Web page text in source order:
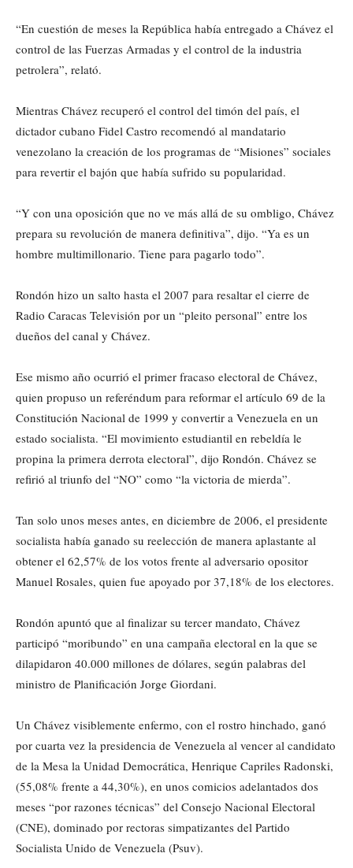
“En cuestión de meses la República había entregado a Chávez el
control de las Fuerzas Armadas y el control de la industria
petrolera”, relató.
Mientras Chávez recuperó el control del timón del país, el
dictador cubano Fidel Castro recomendó al mandatario
venezolano la creación de los programas de “Misiones” sociales
para revertir el bajón que había sufrido su popularidad.
“Y con una oposición que no ve más allá de su ombligo, Chávez
prepara su revolución de manera definitiva”, dijo. “Ya es un
hombre multimillonario. Tiene para pagarlo todo”.
Rondón hizo un salto hasta el 2007 para resaltar el cierre de
Radio Caracas Televisión por un “pleito personal” entre los
dueños del canal y Chávez.
Ese mismo año ocurrió el primer fracaso electoral de Chávez,
quien propuso un referéndum para reformar el artículo 69 de la
Constitución Nacional de 1999 y convertir a Venezuela en un
estado socialista. “El movimiento estudiantil en rebeldía le
propina la primera derrota electoral”, dijo Rondón. Chávez se
refirió al triunfo del “NO” como “la victoria de mierda”.
Tan solo unos meses antes, en diciembre de 2006, el presidente
socialista había ganado su reelección de manera aplastante al
obtener el 62,57% de los votos frente al adversario opositor
Manuel Rosales, quien fue apoyado por 37,18% de los electores.
Rondón apuntó que al finalizar su tercer mandato, Chávez
participó “moribundo” en una campaña electoral en la que se
dilapidaron 40.000 millones de dólares, según palabras del
ministro de Planificación Jorge Giordani.
Un Chávez visiblemente enfermo, con el rostro hinchado, ganó
por cuarta vez la presidencia de Venezuela al vencer al candidato
de la Mesa la Unidad Democrática, Henrique Capriles Radonski,
(55,08% frente a 44,30%), en unos comicios adelantados dos
meses “por razones técnicas” del Consejo Nacional Electoral
(CNE), dominado por rectoras simpatizantes del Partido
Socialista Unido de Venezuela (Psuv).